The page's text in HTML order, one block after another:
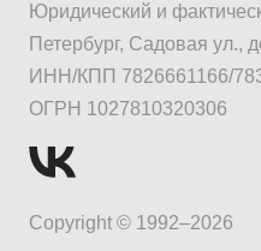
Юридический и
Петербург, Садовая ул.,
ИНН/КПП 7826661166/
ОГРН 1027810320306
Copyright © 1992–2026